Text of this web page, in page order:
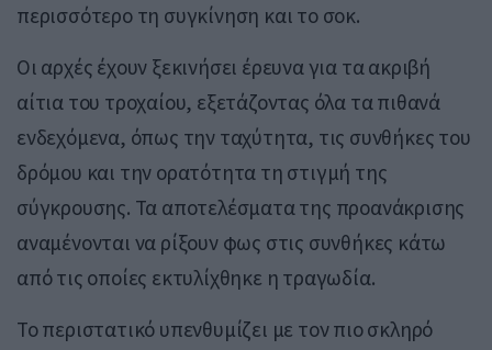
περισσότερο τη συγκίνηση και το σοκ.
Οι αρχές έχουν ξεκινήσει έρευνα για τα ακριβή
αίτια του τροχαίου, εξετάζοντας όλα τα πιθανά
ενδεχόμενα, όπως την ταχύτητα, τις συνθήκες του
δρόμου και την ορατότητα τη στιγμή της
σύγκρουσης. Τα αποτελέσματα της προανάκρισης
αναμένονται να ρίξουν φως στις συνθήκες κάτω
από τις οποίες εκτυλίχθηκε η τραγωδία.
Το περιστατικό υπενθυμίζει με τον πιο σκληρό